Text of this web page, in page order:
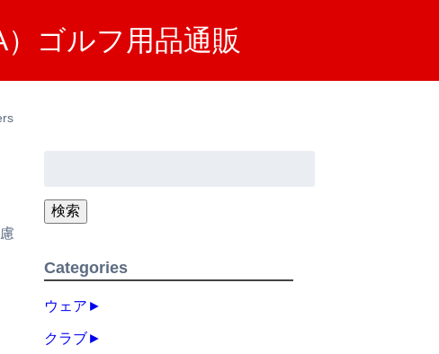
ゴルフ用品通販
検索
Categories
ウェア ►
クラブ►